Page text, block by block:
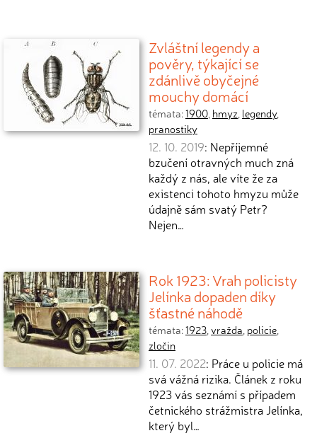
Zvláštní legendy a
pověry, týkající se
zdánlivě obyčejné
mouchy domácí
témata:1900, hmyz, legendy,
pranostiky
12. 10. 2019: Nepříjemné
bzučení otravných much zná
každý z nás, ale víte že za
existenci tohoto hmyzu může
údajně sám svatý Petr?
Nejen…
Rok 1923: Vrah policisty
Jelínka dopaden díky
šťastné náhodě
témata:1923,vražda, policie,
zločin
11. 07. 2022: Práce u policie má
svá vážná rizika. Článek z roku
1923 vás seznámí s případem
četnického strážmistra Jelínka,
který byl…